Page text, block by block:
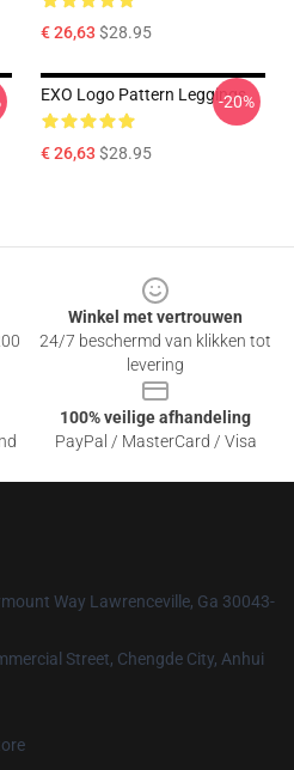
€ 26,63 $28.95
EXO Logo Pattern Leggings
€ 26,63 $28.95
-20%
Winkel met vertrouwen
24/7 beschermd van klikken tot
levering
100% veilige afhandeling
PayPal / MasterCard / Visa
Way Lawrenceville, Ga 30043-
Street, Chengde City, Anhui